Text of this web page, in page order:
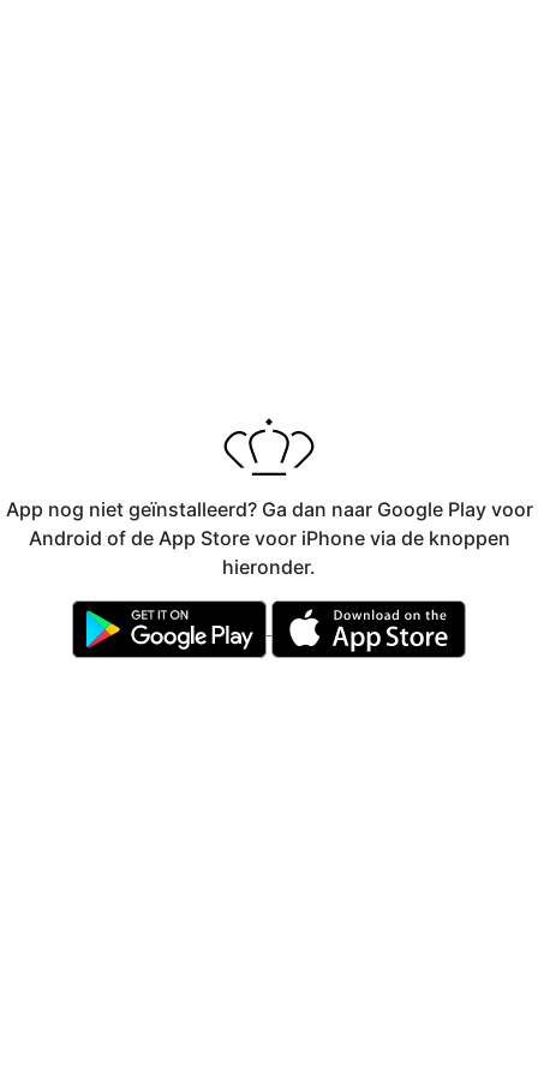
App nog niet geïnstalleerd? Ga dan naar Google Play voor
Android of de App Store voor iPhone via de knoppen
hieronder.